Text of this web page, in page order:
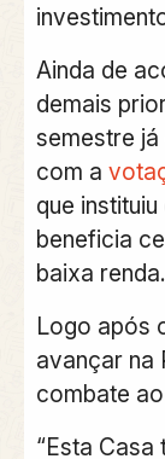
Ainda de
demais
semestre
com a
que
beneficia
baixa renda.
Logo após
avançar na
combate
“Esta